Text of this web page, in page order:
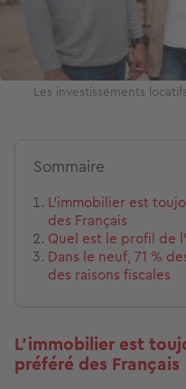
Les investissements
Sommaire
L’immobilier est
des Français
Quel est le profil de
Dans le neuf, 71 %
des raisons fiscales
L’immobilier est
préféré des Français